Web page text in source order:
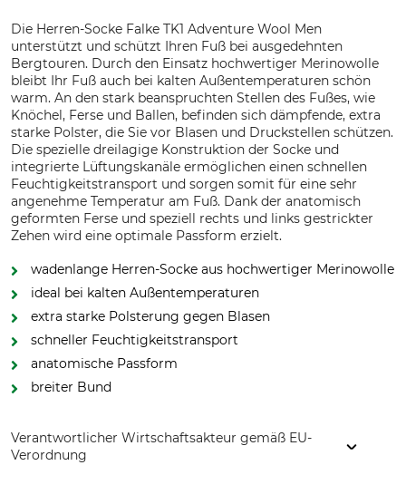
Die Herren-Socke Falke TK1 Adventure Wool Men
unterstützt und schützt Ihren Fuß bei ausgedehnten
Bergtouren. Durch den Einsatz hochwertiger Merinowolle
bleibt Ihr Fuß auch bei kalten Außentemperaturen schön
warm. An den stark beanspruchten Stellen des Fußes, wie
Knöchel, Ferse und Ballen, befinden sich dämpfende, extra
starke Polster, die Sie vor Blasen und Druckstellen schützen.
Die spezielle dreilagige Konstruktion der Socke und
integrierte Lüftungskanäle ermöglichen einen schnellen
Feuchtigkeitstransport und sorgen somit für eine sehr
angenehme Temperatur am Fuß. Dank der anatomisch
geformten Ferse und speziell rechts und links gestrickter
Zehen wird eine optimale Passform erzielt.
wadenlange Herren-Socke aus hochwertiger Merinowolle
ideal bei kalten Außentemperaturen
extra starke Polsterung gegen Blasen
schneller Feuchtigkeitstransport
anatomische Passform
breiter Bund
Verantwortlicher Wirtschaftsakteur gemäß EU-
Verordnung